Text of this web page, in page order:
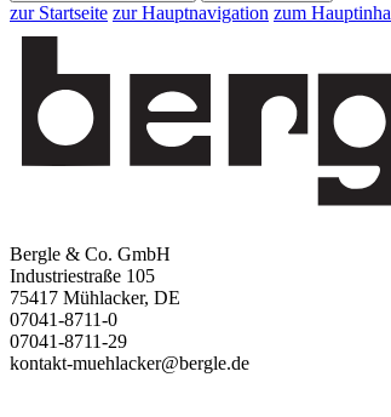
zur Startseite zur Hauptnavigation zum
Bergle & Co. GmbH
Industriestraße 105
75417 Mühlacker, DE
07041-8711-0
07041-8711-29
kontakt-muehlacker@bergle.de